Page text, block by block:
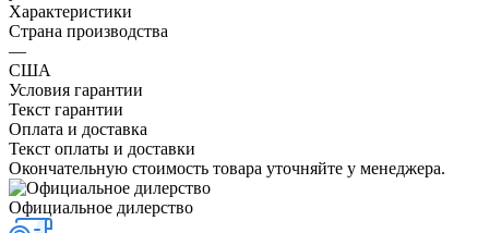
Характеристики
Страна производства
—
США
Условия гарантии
Текст гарантии
Оплата и доставка
Текст оплаты и доставки
Окончательную стоимость товара уточняйте у менеджера.
Официальное дилерство